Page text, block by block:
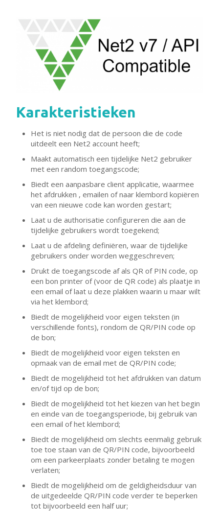
Karakteristieken
Het is niet nodig dat de persoon die de code
uitdeelt een Net2 account heeft;
Maakt automatisch een tijdelijke Net2 gebruiker
met een random toegangscode;
Biedt een aanpasbare client applicatie, waarmee
het afdrukken , emailen of naar klembord kopiëren
van een nieuwe code kan worden gestart;
Laat u de authorisatie configureren die aan de
tijdelijke gebruikers wordt toegekend;
Laat u de afdeling definiëren, waar de tijdelijke
gebruikers onder worden weggeschreven;
Drukt de toegangscode af als QR of PIN code, op
een bon printer of (voor de QR code) als plaatje in
een email of laat u deze plakken waarin u maar wilt
via het klembord;
Biedt de mogelijkheid voor eigen teksten (in
verschillende fonts), rondom de QR/PIN code op
de bon;
Biedt de mogelijkheid voor eigen teksten en
opmaak van de email met de QR/PIN code;
Biedt de mogelijkheid tot het afdrukken van datum
en/of tijd op de bon;
Biedt de mogelijkheid tot het kiezen van het begin
en einde van de toegangsperiode, bij gebruik van
een email of het klembord;
Biedt de mogelijkheid om slechts eenmalig gebruik
toe toe staan van de QR/PIN code, bijvoorbeeld
om een parkeerplaats zonder betaling te mogen
verlaten;
Biedt de mogelijkheid om de geldigheidsduur van
de uitgedeelde QR/PIN code verder te beperken
tot bijvoorbeeld een half uur;